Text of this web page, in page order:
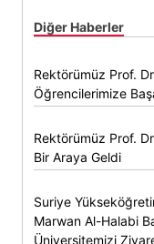
Diğer Haberler
Rektörümüz Prof.
Öğrencilerimize
Rektörümüz Prof.
Bir Araya Geldi
Suriye
Marwan Al-Halabi
Üniversitemizi